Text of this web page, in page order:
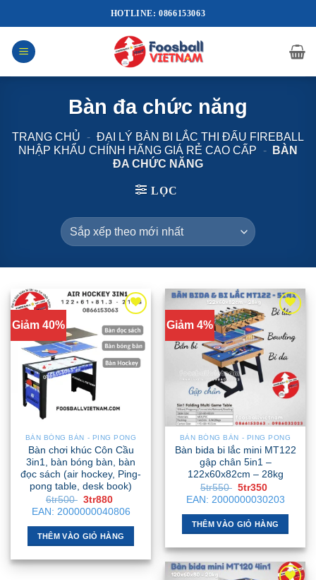
qua
nội
dung
HOTLINE: 0866153063
Bàn đa chức năng
TRANG CHỦ - ĐẠI LÝ BÀN BI LẮC THI ĐẤU FIREBALL
NHẬP KHẨU CHÍNH HÃNG GIÁ RẺ CAO CẤP
-
BÀN
ĐA CHỨC NĂNG
LỌC
Giảm 40%
BÀN BÓNG BÀN - PING PONG
Bàn chơi khúc Côn Cầu
3in1, bàn bóng bàn, bàn
đọc sách (air hockey, Ping-
pong table, desk book)
6tr500 Giá
gốc
là:
6tr500 .
3tr880
hiện
tại
là:
3tr880 .
EAN: 2000000040806
THÊM VÀO GIỎ HÀNG
Giảm 4%
BÀN BÓNG BÀN - PING PONG
Bàn bida bi lắc mini MT122
gập chân 5in1 –
122x60x82cm – 28kg
5tr550 Giá
gốc
là:
5tr550 .
5tr350
hiện
tại
là:
5tr350 .
EAN: 2000000030203
THÊM VÀO GIỎ HÀNG